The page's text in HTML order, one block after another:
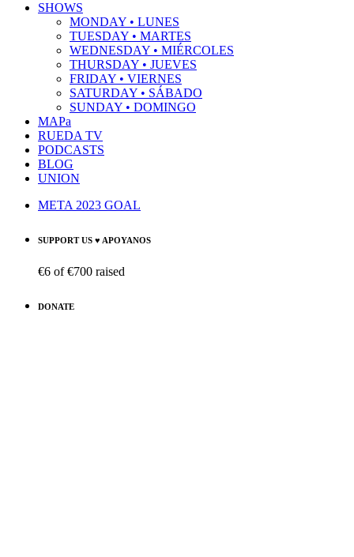
SHOWS
MONDAY • LUNES
TUESDAY • MARTES
WEDNESDAY • MIÉRCOLES
THURSDAY • JUEVES
FRIDAY • VIERNES
SATURDAY • SÁBADO
SUNDAY • DOMINGO
MAPa
RUEDA TV
PODCASTS
BLOG
UNION
META 2023 GOAL
SUPPORT US ♥ APOYANOS
€6 of€700 raised
DONATE